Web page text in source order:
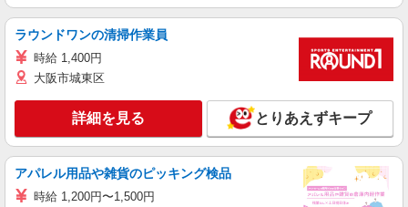
ラウンドワンの清掃作業員
時給 1,400円
大阪市城東区
詳細を見る とりあえずキープ
アパレル用品や雑貨のピッキング検品
時給 1,200円〜1,500円